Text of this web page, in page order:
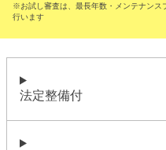
※お試し審査は、最長年数・メンテナンス
行います
法定整備付